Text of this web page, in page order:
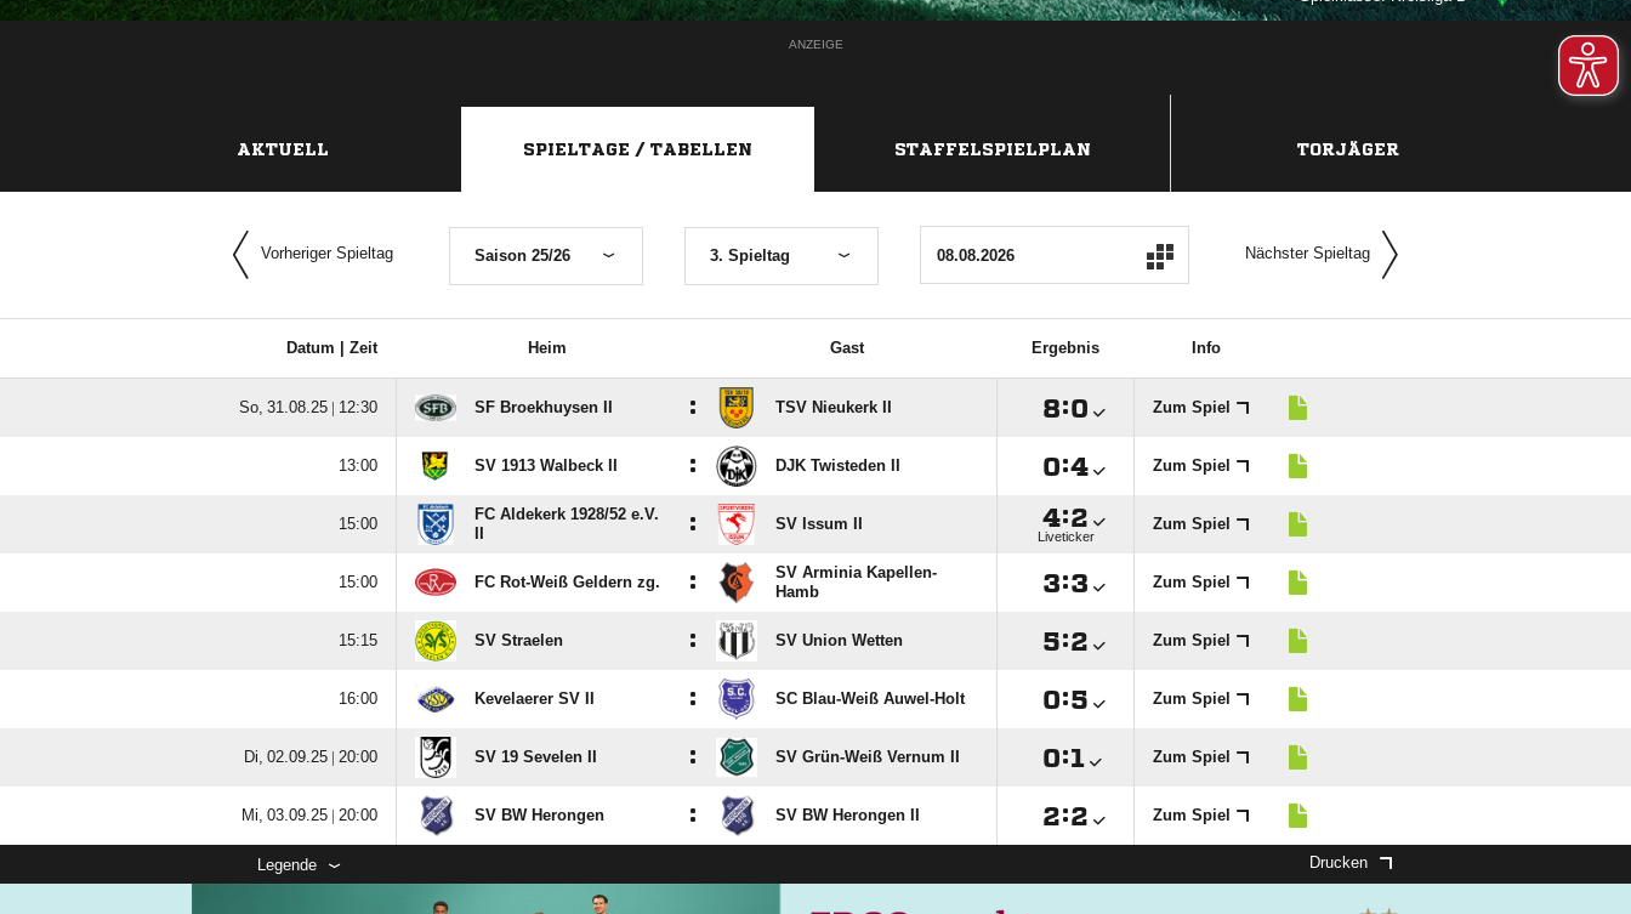
ANZEIGE
AKTUELL SPIELTAGE / TABELLEN STAFFELSPIELPLAN TORJÄGER
Vorheriger Spieltag Saison 25/26 3. Spieltag Nächster Spieltag
Datum | Zeit Heim Gast Ergebnis Info
  |  SF Broekhuysen II : TSV Nieukerk II : Zum Spiel
 SV 1913 Walbeck II : DJK Twisteden II : Zum Spiel

FC Aldekerk 1928/​52 e.V.
: SV Issum II :
Liveticker
Zum Spiel
 FC Rot-Weiß Geldern zg. :
SV Arminia Kapellen-
Hamb
: Zum Spiel
 SV Straelen : SV Union Wetten : Zum Spiel
 Kevelaerer SV II : SC Blau-Weiß Auwel-Holt : Zum Spiel
  |  SV 19 Sevelen II : SV Grün-Weiß Vernum II : Zum Spiel
  |  SV BW Herongen : SV BW Herongen II : Zum Spiel
Legende Drucken